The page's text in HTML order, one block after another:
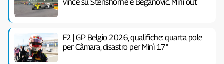
vince su Stenshorne e Beganovic. Minì out
F2 | GP Belgio 2026, qualifiche: quarta pole
per Câmara, disastro per Minì 17°